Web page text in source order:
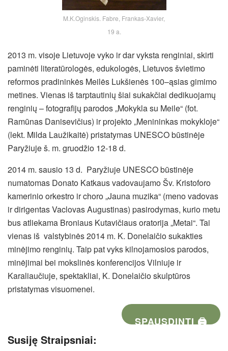
M.K.Oginskis. Fabre, Frankas-Xavier,
19 a.
2013 m. visoje Lietuvoje vyko ir dar vyksta renginiai, skirti
paminėti literatūrologės, edukologės, Lietuvos švietimo
reformos pradininkės Meilės Lukšienės 100–ąsias gimimo
metines. Vienas iš tarptautinių šiai sukakčiai dedikuojamų
renginių – fotografijų parodos „Mokykla su Meile“ (fot.
Ramūnas Danisevičius) ir projekto „Menininkas mokykloje“
(lekt. Milda Laužikaitė) pristatymas UNESCO būstinėje
Paryžiuje š. m. gruodžio 12-18 d.
2014 m. sausio 13 d. Paryžiuje UNESCO būstinėje
numatomas Donato Katkaus vadovaujamo Šv. Kristoforo
kamerinio orkestro ir choro „Jauna muzika“ (meno vadovas
ir dirigentas Vaclovas Augustinas) pasirodymas, kurio metu
bus atliekama Broniaus Kutavičiaus oratorija „Metai“. Tai
vienas iš valstybinės 2014 m. K. Donelaičio sukakties
minėjimo renginių. Taip pat vyks kilnojamosios parodos,
minėjimai bei mokslinės konferencijos Vilniuje ir
Karaliaučiuje, spektakliai, K. Donelaičio skulptūros
pristatymas visuomenei.
SPAUSDINTI 🖨
Susiję Straipsniai: